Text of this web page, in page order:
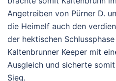
Angetreiben von Pürner D.
die Heimelf auch den
der hektischen
Kaltenbrunner Keeper mit
Ausgleich und sicherte
Sieg.